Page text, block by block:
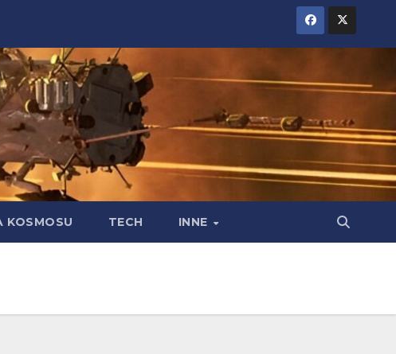
KOSMOSU TECH INNE